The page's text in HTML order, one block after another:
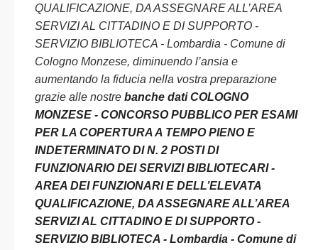
QUALIFICAZIONE, DA ASSEGNARE ALL’AREA
SERVIZI AL CITTADINO E DI SUPPORTO -
SERVIZIO BIBLIOTECA - Lombardia - Comune di
Cologno Monzese, diminuendo l’ansia e
aumentando la fiducia nella vostra preparazione
grazie alle nostre banche dati COLOGNO
MONZESE - CONCORSO PUBBLICO PER ESAMI
PER LA COPERTURA A TEMPO PIENO E
INDETERMINATO DI N. 2 POSTI DI
FUNZIONARIO DEI SERVIZI BIBLIOTECARI -
AREA DEI FUNZIONARI E DELL’ELEVATA
QUALIFICAZIONE, DA ASSEGNARE ALL’AREA
SERVIZI AL CITTADINO E DI SUPPORTO -
SERVIZIO BIBLIOTECA - Lombardia - Comune di